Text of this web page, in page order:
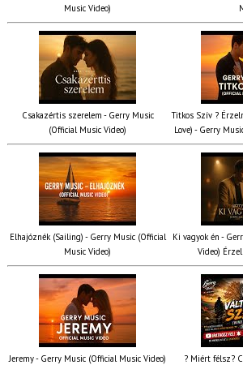
Music Video)
Csakazértis szerelem - Gerry Music
(Official Music Video)
Titkos Szív ?
Love) - Gerry
Elhajóznék (Sailing) - Gerry Music (Official
Music Video)
Ki vagyok én -
Video)
Jeremy - Gerry Music (Official Music Video)
? Miért félsz?